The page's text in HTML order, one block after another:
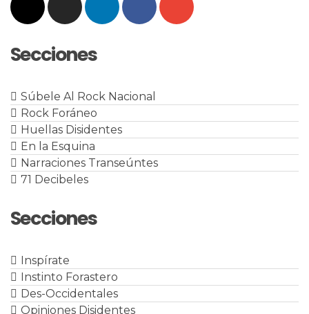
Secciones
Súbele Al Rock Nacional
Rock Foráneo
Huellas Disidentes
En la Esquina
Narraciones Transeúntes
71 Decibeles
Secciones
Inspírate
Instinto Forastero
Des-Occidentales
Opiniones Disidentes